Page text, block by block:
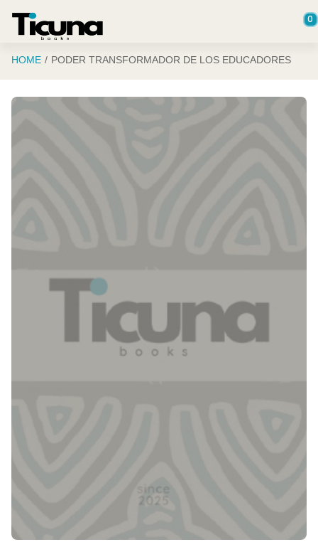
0
HOME PODER TRANSFORMADOR DE LOS EDUCADORES